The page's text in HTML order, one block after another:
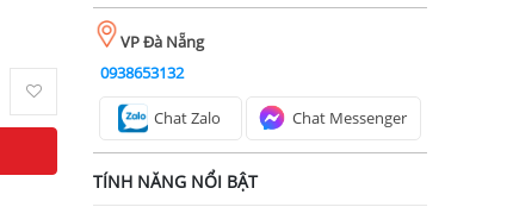
VP Đà Nẵng
0938653132
Chat Zalo Chat Messenger
TÍNH NĂNG NỔI BẬT